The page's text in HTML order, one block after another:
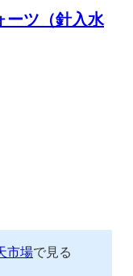
ーツ（針入水
市場で見る